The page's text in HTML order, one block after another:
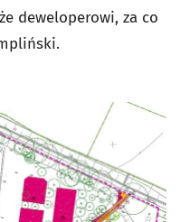
deweloperowi, za co